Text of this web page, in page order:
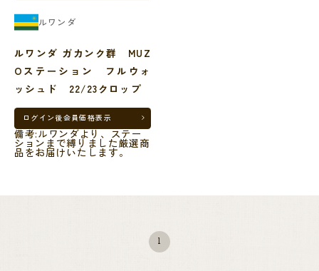
ルワンダ
ルワンダ ガカンク群 MUZ
Oステーション フルウォ
ッシュド 22/23クロップ
ログイン後会員価格表示
備考:ルワンダより、ステー
ションまで縛りました厳選商
品をお届けいたします。
1